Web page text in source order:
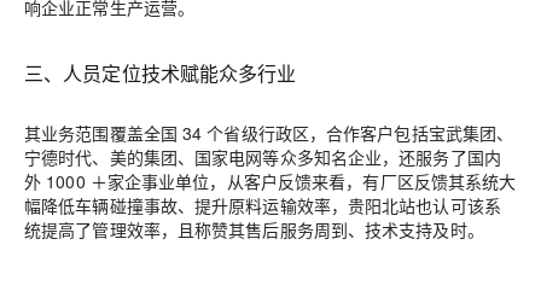
响企业正常生产运营。
三、 人员定位技术赋能众多行业
其业务范围覆盖全国 34 个省级行政区，合作客户包括宝武集团、
宁德时代、美的集团、国家电网等众多知名企业，还服务了国内
外 1000 ＋家企事业单位，从客户反馈来看，有厂区反馈其系统大
幅降低车辆碰撞事故、提升原料运输效率，贵阳北站也认可该系
统提高了管理效率，且称赞其售后服务周到、技术支持及时。